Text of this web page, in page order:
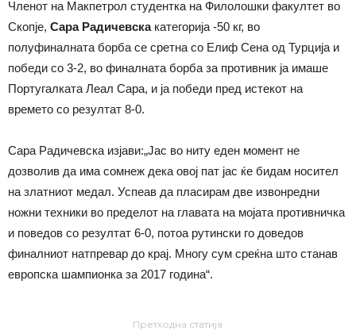
Членот на Макпетрол студентка на Филолошки факултет во
Скопје, Сара Радичевскакатегорија -50 кг, во
полуфиналната борба се сретна со Елиф Сена од Турција и
победи со 3-2, во финалната борба за противник ја имаше
Португалката Леал Сара, и ја победи пред истекот на
времето со резултат 8-0.
Сара Радичевска изјави:„Јас во ниту еден момент не
дозволив да има сомнеж дека овој пат јас ќе бидам носител
на златниот медал. Успеав да пласирам две извонредни
ножни техники во пределот на главата на мојата противничка
и поведов со резултат 6-0, потоа рутински го доведов
финалниот натпревар до крај. Многу сум среќна што станав
европска шампионка за 2017 година“.
Претходна статија